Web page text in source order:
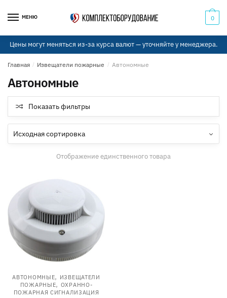
МЕНЮ 0
Цены могут меняться из-за курса валют — уточняйте у менеджера.
Главная / Извещатели пожарные / Автономные
Автономные
Показать фильтры
Отображение единственного товара
АВТОНОМНЫЕ, ИЗВЕЩАТЕЛИ
ПОЖАРНЫЕ, ОХРАННО-
ПОЖАРНАЯ СИГНАЛИЗАЦИЯ